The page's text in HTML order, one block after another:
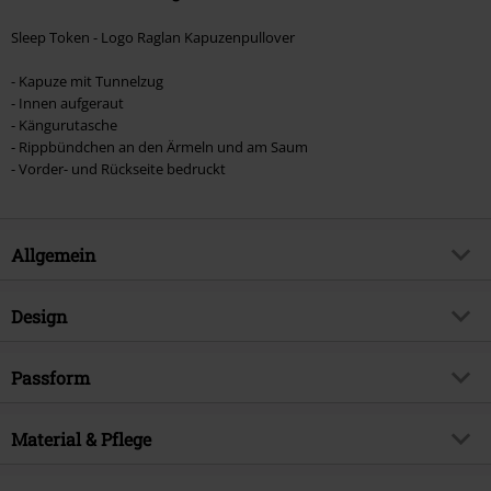
Sleep Token - Logo Raglan Kapuzenpullover
- Kapuze mit Tunnelzug
- Innen aufgeraut
- Kängurutasche
- Rippbündchen an den Ärmeln und am Saum
- Vorder- und Rückseite bedruckt
Allgemein
Artikelnummer:
Musikgenre
Produktthema
Design
Produkt-Typ
Bedruckt
Passform
Passform/Oberteile
Material & Pflege